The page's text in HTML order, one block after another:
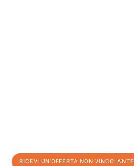
RICEVI UN'OFFERTA NON VINCOLANTE